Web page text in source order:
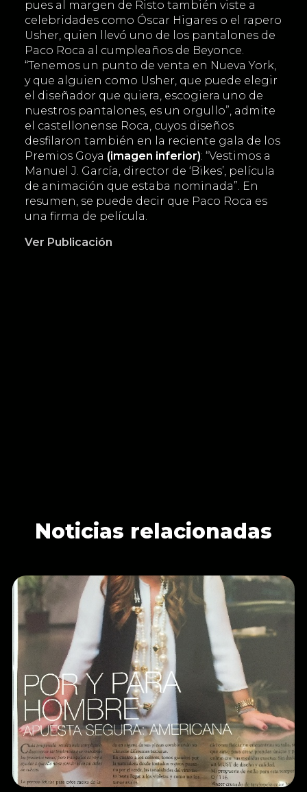
pues al margen de Risto también viste a
celebridades como Óscar Higares o el rapero
Usher, quien llevó uno de los pantalones de
Paco Roca al cumpleaños de Beyonce.
“Tenemos un punto de venta en Nueva York,
y que alguien como Usher, que puede elegir
el diseñador que quiera, escogiera uno de
nuestros pantalones, es un orgullo”, admite
el castellonense Roca, cuyos diseños
desfilaron también en la reciente gala de los
Premios Goya (imagen inferior): “Vestimos a
Manuel J. García, director de ‘Bikes’, película
de animación que estaba nominada”. En
resumen, se puede decir que Paco Roca es
una firma de película.
Ver Publicación
Noticias relacionadas